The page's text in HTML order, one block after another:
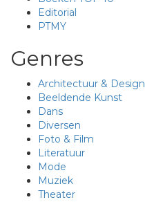
Editorial
PTMY
Genres
Architectuur & Design
Beeldende Kunst
Dans
Diversen
Foto & Film
Literatuur
Mode
Muziek
Theater